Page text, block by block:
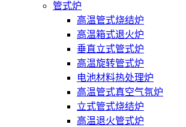
管式炉
高温管式烧结炉
高温箱式退火炉
垂直立式管式炉
高温旋转管式炉
电池材料热处理炉
高温管式真空气氛炉
立式管式烧结炉
高温退火管式炉